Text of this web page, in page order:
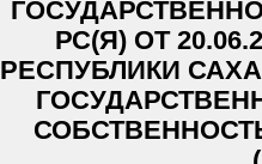
РС(Я) ОТ
РЕСПУБЛИКИ